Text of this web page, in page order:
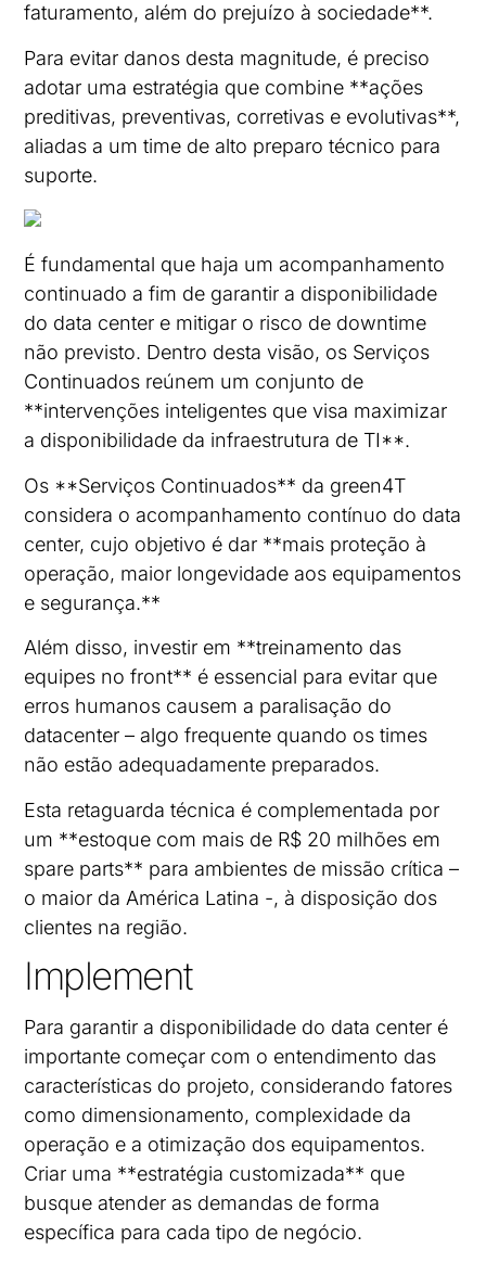
faturamento, além do prejuízo à sociedade**.
Para evitar danos desta magnitude, é preciso
adotar uma estratégia que combine **ações
preditivas, preventivas, corretivas e evolutivas**,
aliadas a um time de alto preparo técnico para
suporte.
É fundamental que haja um acompanhamento
continuado a fim de garantir a disponibilidade
do data center e mitigar o risco de downtime
não previsto. Dentro desta visão, os Serviços
Continuados reúnem um conjunto de
**intervenções inteligentes que visa maximizar
a disponibilidade da infraestrutura de TI**.
Os **Serviços Continuados** da green4T
considera o acompanhamento contínuo do data
center, cujo objetivo é dar **mais proteção à
operação, maior longevidade aos equipamentos
e segurança.**
Além disso, investir em **treinamento das
equipes no front** é essencial para evitar que
erros humanos causem a paralisação do
datacenter – algo frequente quando os times
não estão adequadamente preparados.
Esta retaguarda técnica é complementada por
um **estoque com mais de R$ 20 milhões em
spare parts** para ambientes de missão crítica –
o maior da América Latina -, à disposição dos
clientes na região.
Implement
Para garantir a disponibilidade do data center é
importante começar com o entendimento das
características do projeto, considerando fatores
como dimensionamento, complexidade da
operação e a otimização dos equipamentos.
Criar uma **estratégia customizada** que
busque atender as demandas de forma
específica para cada tipo de negócio.